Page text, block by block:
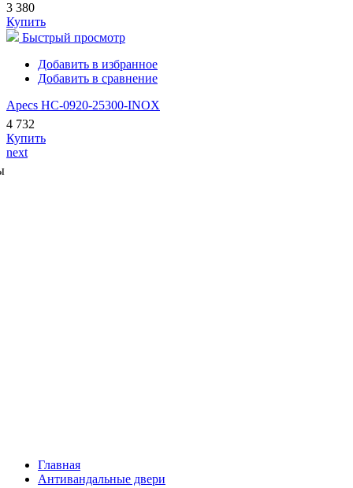
3 380
Купить
Быстрый просмотр
Добавить в избранное
Добавить в сравнение
Apecs HC-0920-25300-INOX
4 732
Купить
next
Главная
Антивандальные двери